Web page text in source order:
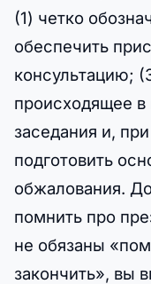
(1) четко
обеспечить
консультацию;
происходящее в
заседания и,
подготовить
обжалования.
помнить про
не обязаны
закончить», вы